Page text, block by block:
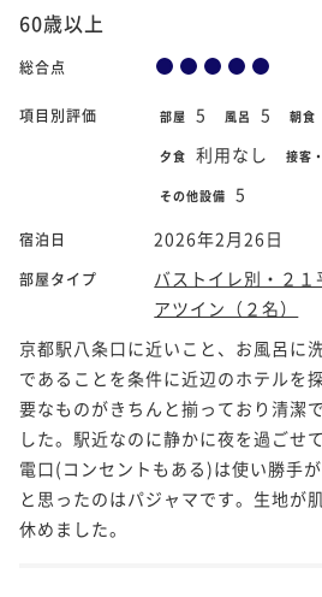
60歳以上
総合点
項目別評価 部屋 5 風呂 5 朝食
夕食 利用なし 接客
その他設備 5
宿泊日 2026年2月26日
部屋タイプ
バストイレ別・２
アツイン（２名）
京都駅八条口に近いこと、お風呂に
であることを条件に近辺のホテルを
要なものがきちんと揃っており清潔
した。駅近なのに静かに夜を過ごせ
電口(コンセントもある)は使い勝手
と思ったのはパジャマです。生地が
休めました。